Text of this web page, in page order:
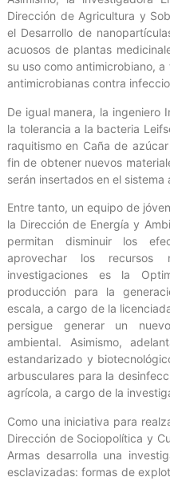
Dirección de Agricultura y
el Desarrollo de
acuosos de plantas
su uso como antimicrobiano,
antimicrobianas contra
De igual manera, la ingeniero
la tolerancia a la bacteria
raquitismo en Caña de
fin de obtener nuevos
serán insertados en el sistema
Entre tanto, un equipo de
la Dirección de Energía y
permitan disminuir los
aprovechar los recursos
investigaciones es la
producción para la
escala, a cargo de la
persigue generar un
ambiental. Asimismo,
estandarizado y
arbusculares para la
agrícola, a cargo de la
Como una iniciativa para
Dirección de Sociopolítica y
Armas desarrolla una
esclavizadas: formas de